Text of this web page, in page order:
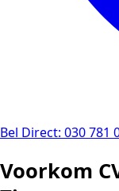
Bel Direct: 030 781
Voorkom